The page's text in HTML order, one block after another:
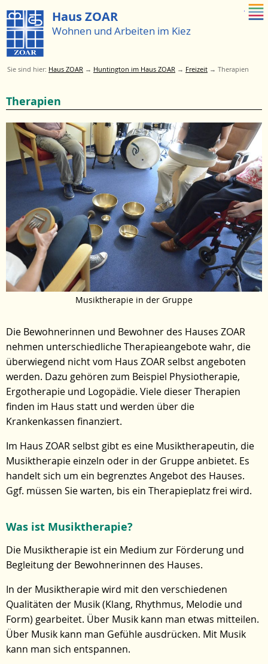
Haus ZOAR
Wohnen und Arbeiten im Kiez
Menü
Therapien
Musiktherapie in der Gruppe
Die Bewohnerinnen und Bewohner des Hauses ZOAR
nehmen unterschiedliche Therapieangebote wahr, die
überwiegend nicht vom Haus ZOAR selbst angeboten
werden. Dazu gehören zum Beispiel Physiotherapie,
Ergotherapie und Logopädie. Viele dieser Therapien
finden im Haus statt und werden über die
Krankenkassen finanziert.
Im Haus ZOAR selbst gibt es eine Musiktherapeutin, die
Musiktherapie einzeln oder in der Gruppe anbietet. Es
handelt sich um ein begrenztes Angebot des Hauses.
Ggf. müssen Sie warten, bis ein Therapieplatz frei wird.
Was ist Musiktherapie?
Die Musiktherapie ist ein Medium zur Förderung und
Begleitung der Bewohnerinnen des Hauses.
In der Musiktherapie wird mit den verschiedenen
Qualitäten der Musik (Klang, Rhythmus, Melodie und
Form) gearbeitet. Über Musik kann man etwas mitteilen.
Über Musik kann man Gefühle ausdrücken. Mit Musik
kann man sich entspannen.
Sie sind hier: Haus ZOAR → Huntington im Haus ZOAR → Freizeit → Therapien